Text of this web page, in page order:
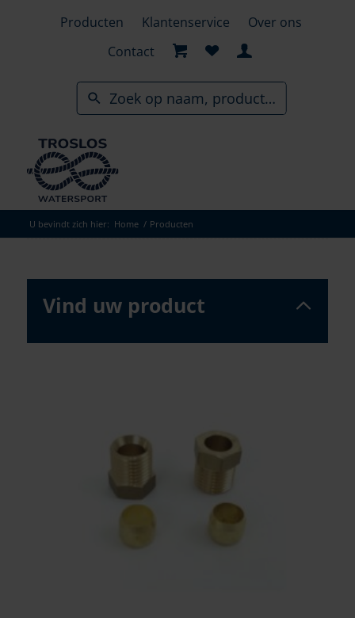
Producten Klantenservice
Over ons
Contact
U bevindt zich hier: Home / Producten
Vind uw product